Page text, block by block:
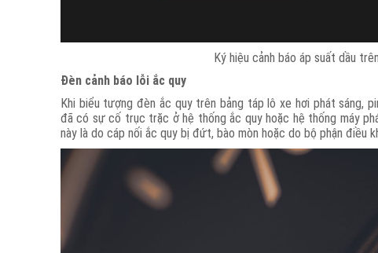
Ký hiệu cảnh báo áp suất dầu
Đèn cảnh báo lỗi ắc quy
Khi biểu tượng đèn ắc quy trên bảng táp lô xe hơi phát sáng,
đã có sự cố trục trặc ở hệ thống ắc quy hoặc hệ thống máy
này là do cáp nối ắc quy bị đứt, bào mòn hoặc do bộ phận điều